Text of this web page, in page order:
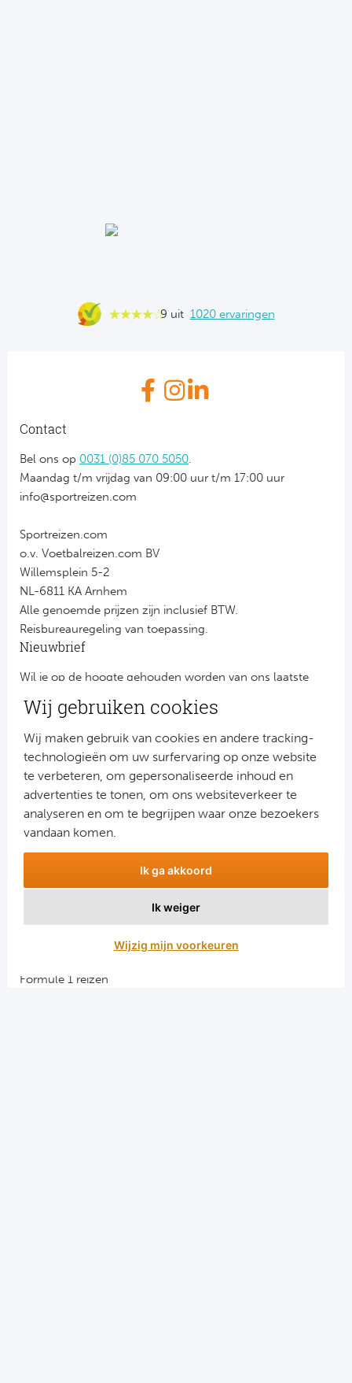
Wij gebruiken cookies
Wij maken gebruik van cookies en andere tracking-
technologieën om uw surfervaring op onze website
te verbeteren, om gepersonaliseerde inhoud en
advertenties te tonen, om ons websiteverkeer te
analyseren en om te begrijpen waar onze bezoekers
vandaan komen.
Ik ga akkoord
Ik weiger
Wijzig mijn voorkeuren
9 uit 1020 ervaringen
Contact
Bel ons op 0031 (0)85 070 5050.
Maandag t/m vrijdag van 09:00 uur t/m 17:00 uur
info@sportreizen.com
Sportreizen.com
o.v. Voetbalreizen.com BV
Willemsplein 5-2
NL-6811 KA Arnhem
Alle genoemde prijzen zijn inclusief BTW.
Reisbureauregeling van toepassing.
Nieuwbrief
Wil je op de hoogte gehouden worden van ons laatste
Schrijf je dan nu in voor onze nieuwsbrief.
Jouw gegevens worden verwerkt volgens onzeprivacy
verklaring.
Aanmelden
Formule 1 reizen